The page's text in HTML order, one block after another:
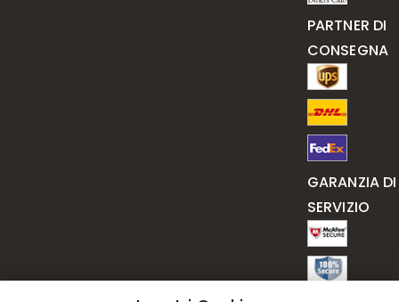
PARTNER DI
CONSEGNA
GARANZIA DI
SERVIZIO